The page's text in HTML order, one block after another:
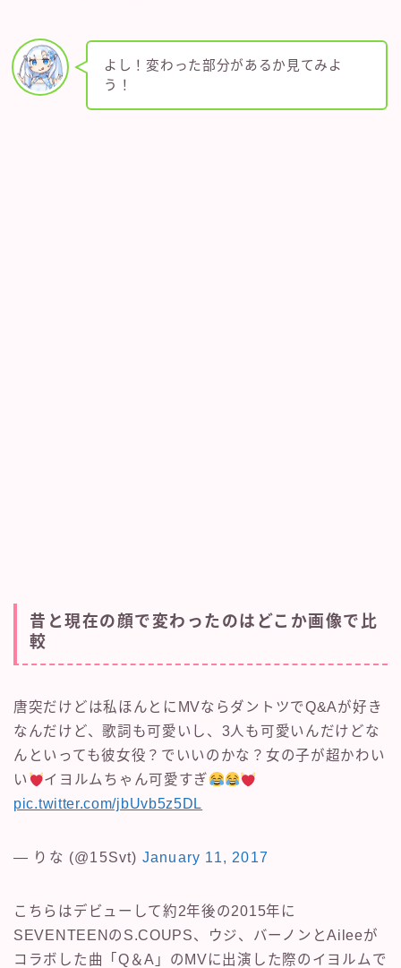
よし！変わった部分があるか見てみよ
う！
昔と現在の顔で変わったのはどこか画像で比
較
唐突だけどは私ほんとにMVならダントツでQ&Aが好き
なんだけど、歌詞も可愛いし、3人も可愛いんだけどな
んといっても彼女役？でいいのかな？女の子が超かわい
い
イヨルムちゃん可愛すぎ
pic.twitter.com/jbUvb5z5DL
— りな (@15Svt) January 11, 2017
こちらはデビューして約2年後の2015年に
SEVENTEENのS.COUPS、ウジ、バーノンとAileeが
コラボした曲「Q＆A」のMVに出演した際のイヨルムで